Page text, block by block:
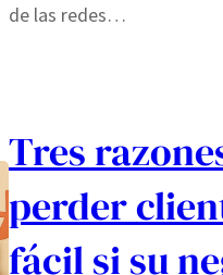
de las redes…
Tres
perder
fácil si su